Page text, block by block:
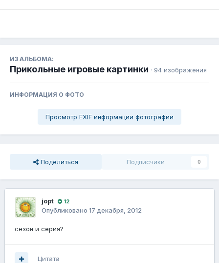
ИЗ АЛЬБОМА:
Прикольные игровые картинки · 94 изображения
ИНФОРМАЦИЯ О ФОТО
Просмотр EXIF информации фотографии
Поделиться Подписчики 0
jopt 12
Опубликовано 17 декабря, 2012
сезон и серия?
Цитата